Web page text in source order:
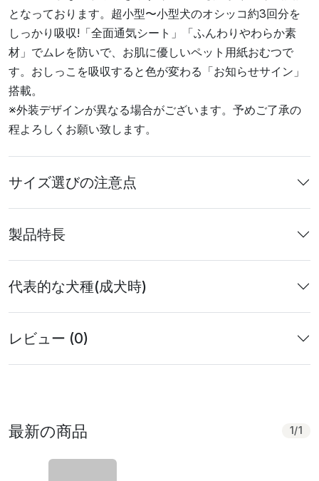
となっております。超小型〜小型犬のオシッコ約3回分を
しっかり吸収!「全面通気シート」「ふんわりやわらか素
材」でムレを防いで、お肌に優しいペット用紙おむつで
す。おしっこを吸収すると色が変わる「お知らせサイン」
搭載。
※外装デザインが異なる場合がございます。予めご了承の
程よろしくお願い致します。
サイズ選びの注意点
製品特長
代表的な犬種(成犬時)
レビュー (0)
最新の商品 1 /1